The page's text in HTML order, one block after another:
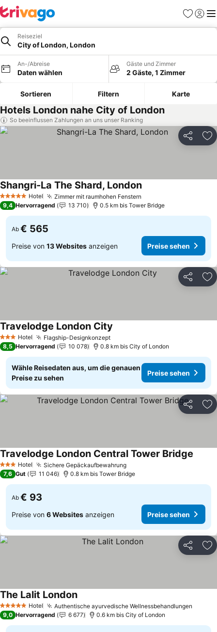
Favoriten
Reiseziel
City of London, London
An-/Abreise
Daten wählen
Gäste und Zimmer
2 Gäste, 1 Zimmer
Sortieren Filtern Karte
Hotels London nahe City of London
So beeinflussen Zahlungen an uns unser Ranking
Teilen
5 Sterne Hotel Zimmer mit raumhohen Fenstern
Shangri-La The Shard, London
9,4 Hervorragend 13 710 0.5 km bis Tower Bridge
Ab € 565
Preise von 13 Websites anzeigen Preise sehen
Teilen
3 SterneHotel Flagship-Designkonzept
Travelodge London City
8,5 Hervorragend 10 078 0.8 km bis City of London
Wähle Reisedaten aus, um die genauen
Preise zu sehen
Preise sehen
Teilen
3 SterneHotel Sichere Gepäckaufbewahrung
Travelodge London Central Tower Bridge
7,6 Gut 11 046 0.8 km bis Tower Bridge
Ab € 93
Preise von 6 Websites anzeigen Preise sehen
Teilen
5 Sterne Hotel Authentische ayurvedische Wellnessbehandlungen
The Lalit London
9,0 Hervorragend 6 677 0.6 km bis City of London